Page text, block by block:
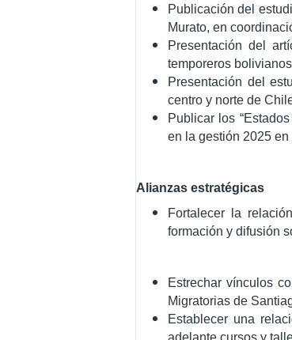
Publicación del
Murato, en
Presentación del
temporeros
Presentación del
centro y norte de
Publicar los
en la gestión 2025 en
Alianzas estratégicas
Fortalecer la
formación y difusión
Estrechar vínculos
Migratorias de
Establecer una
adelante cursos y